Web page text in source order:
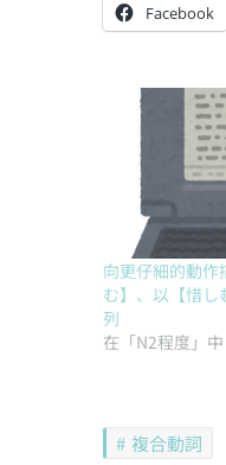
Facebook
向更仔細的動
む】、以【惜し
列
在「N2程度」中
複合動詞